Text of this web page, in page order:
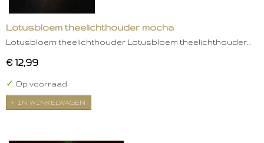
Lotusbloem theelichthouder mocha
Lotusbloem theelichthouder Lotusbloem theelichthouder…
€ 12,99
✓ Op voorraad
IN WINKELWAGEN